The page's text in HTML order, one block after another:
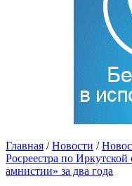
Главная / Новости /
Росреестра по
амнистии» за два года